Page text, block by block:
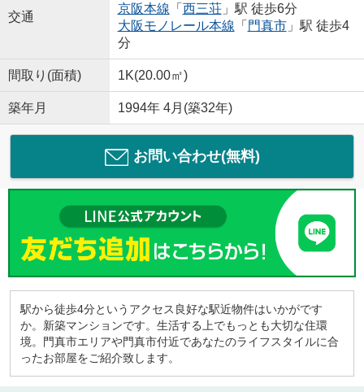
交通
京阪本線 「 西三荘」駅 徒歩6分
大阪モノレール本線 「 門真市」駅 徒歩4
分
間取り(面積) 1K(20.00㎡)
築年月 1994年 4月(築32年)
お問い合わせ(無料)
駅から徒歩4分というアクセス良好な駅近物件はいかがです
か。新築マンションです。生活する上でもっとも大切な住環
境。門真市エリアや門真市付近であなたのライフスタイルに合
ったお部屋をご紹介致します。